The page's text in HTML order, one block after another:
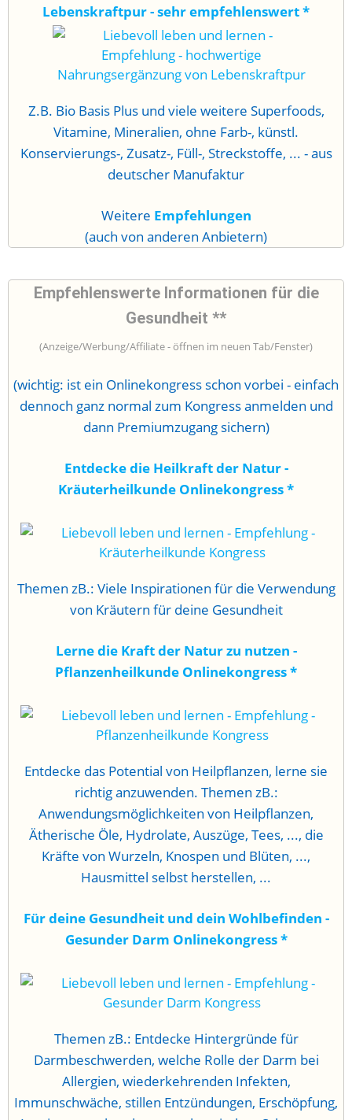
Lebenskraftpur - sehr empfehlenswert*
Z.B. Bio Basis Plus und viele weitere Superfoods,
Vitamine, Mineralien, ohne Farb-, künstl.
Konservierungs-, Zusatz-, Füll-, Streckstoffe, ... - aus
deutscher Manufaktur
Weitere Empfehlungen
(auch von anderen Anbietern)
Empfehlenswerte Informationen für die
Gesundheit **
(Anzeige/Werbung/Affiliate - öffnen im neuen Tab/Fenster)
(wichtig: ist ein Onlinekongress schon vorbei - einfach
dennoch ganz normal zum Kongress anmelden und
dann Premiumzugang sichern)
Entdecke die Heilkraft der Natur -
Kräuterheilkunde Onlinekongress*
Themen zB.: Viele Inspirationen für die Verwendung
von Kräutern für deine Gesundheit
Lerne die Kraft der Natur zu nutzen -
Pflanzenheilkunde Onlinekongress*
Entdecke das Potential von Heilpflanzen, lerne sie
richtig anzuwenden. Themen zB.:
Anwendungsmöglichkeiten von Heilpflanzen,
Ätherische Öle, Hydrolate, Auszüge, Tees, ..., die
Kräfte von Wurzeln, Knospen und Blüten, ...,
Hausmittel selbst herstellen, ...
Für deine Gesundheit und dein Wohlbefinden -
Gesunder Darm Onlinekongress*
Themen zB.: Entdecke Hintergründe für
Darmbeschwerden, welche Rolle der Darm bei
Allergien, wiederkehrenden Infekten,
Immunschwäche, stillen Entzündungen, Erschöpfung,